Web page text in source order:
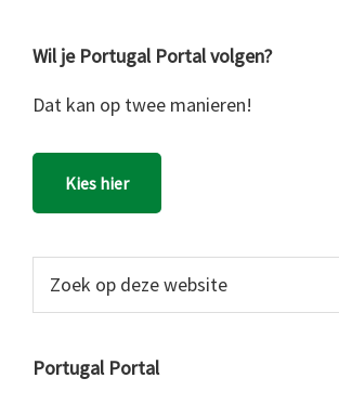
Wil je Portugal Portal volgen?
Dat kan op twee manieren!
Kies hier
website
Portugal Portal